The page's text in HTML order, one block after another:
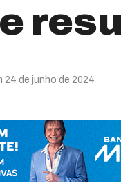
24 de junho de 2024